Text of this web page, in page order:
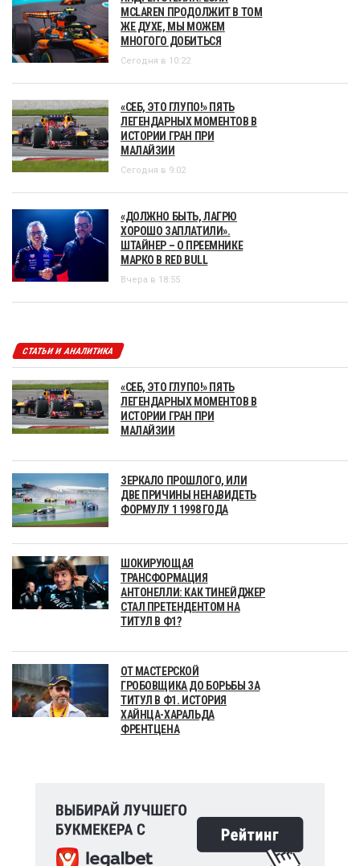
MCLAREN ПРОДОЛЖИТ В ТОМ
ЖЕ ДУХЕ, МЫ МОЖЕМ
МНОГОГО ДОБИТЬСЯ
Сегодня в 10:22
«СЕБ, ЭТО ГЛУПО!» ПЯТЬ
ЛЕГЕНДАРНЫХ МОМЕНТОВ В
ИСТОРИИ ГРАН ПРИ
МАЛАЙЗИИ
Сегодня в 9:02
«ДОЛЖНО БЫТЬ, ЛАГРЮ
ХОРОШО ЗАПЛАТИЛИ».
ШТАЙНЕР – О ПРЕЕМНИКЕ
МАРКО В RED BULL
Вчера в 18:55
СТАТЬИ И АНАЛИТИКА
«СЕБ, ЭТО ГЛУПО!» ПЯТЬ
ЛЕГЕНДАРНЫХ МОМЕНТОВ В
ИСТОРИИ ГРАН ПРИ
МАЛАЙЗИИ
ЗЕРКАЛО ПРОШЛОГО, ИЛИ
ДВЕ ПРИЧИНЫ НЕНАВИДЕТЬ
ФОРМУЛУ 1 1998 ГОДА
ШОКИРУЮЩАЯ
ТРАНСФОРМАЦИЯ
АНТОНЕЛЛИ: КАК ТИНЕЙДЖЕР
СТАЛ ПРЕТЕНДЕНТОМ НА
ТИТУЛ В Ф1?
ОТ МАСТЕРСКОЙ
ГРОБОВЩИКА ДО БОРЬБЫ ЗА
ТИТУЛ В Ф1. ИСТОРИЯ
ХАЙНЦА-ХАРАЛЬДА
ФРЕНТЦЕНА